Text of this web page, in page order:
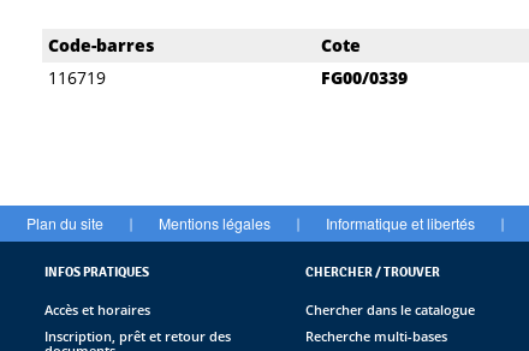
Liste des exemplaires
Code-barres Cote
116719
FG00/0339
Plan du site | Mentions légales | Informatique et libertés |
INFOS PRATIQUES
Accès et horaires
Inscription, prêt et retour des
CHERCHER / TROUVER
Chercher dans le catalogue
Recherche multi-bases